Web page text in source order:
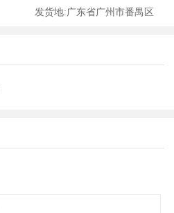
发货地:广东省广州市番禺区